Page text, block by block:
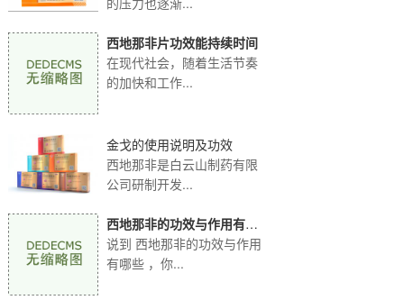
西地那非片功效能持续时间
在现代社会，随着生活节奏
的加快和工作...
金戈的使用说明及功效
西地那非是白云山制药有限
公司研制开发...
西地那非的功效与作用有哪
些
说到 西地那非的功效与作用
有哪些 ，你...